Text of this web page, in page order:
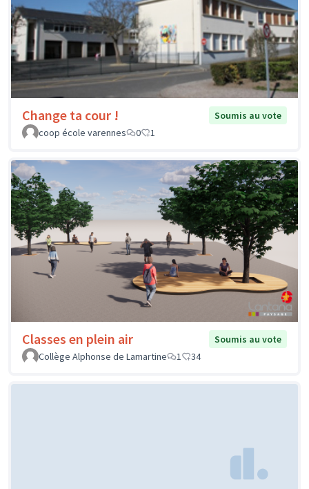
Change ta cour !
Soumis au vote
coop école varennes
0 1
Classes en plein air
Soumis au vote
Collège Alphonse de Lamartine
1 34